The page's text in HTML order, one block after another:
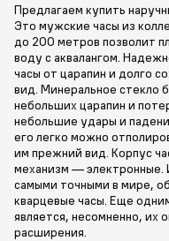
Предлагаем купить
Это мужские часы из
до 200 метров позволит
воду с аквалангом.
часы от царапин и долго
вид. Минеральное стекло
небольших царапин и
небольшие удары и
его легко можно
им прежний вид. Корпус
механизм — электронные.
самыми точными в мире,
кварцевые часы. Еще
является, несомненно, их
расширения.